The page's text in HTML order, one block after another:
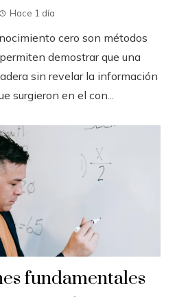
Hace 1 día
cero son métodos
demostrar que una
sin revelar la información
surgieron en el con...
fundamentales